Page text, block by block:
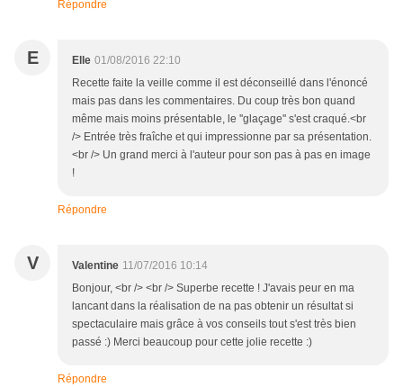
Répondre
E Elle 01/08/2016 22:10
Recette faite la veille comme il est déconseillé dans l'énoncé
mais pas dans les commentaires. Du coup très bon quand
même mais moins présentable, le ''glaçage'' s'est craqué.<br
/> Entrée très fraîche et qui impressionne par sa présentation.
<br /> Un grand merci à l'auteur pour son pas à pas en image
!
Répondre
V Valentine 11/07/2016 10:14
Bonjour, <br /> <br /> Superbe recette ! J'avais peur en ma
lancant dans la réalisation de na pas obtenir un résultat si
spectaculaire mais grâce à vos conseils tout s'est très bien
passé :) Merci beaucoup pour cette jolie recette :)
Répondre